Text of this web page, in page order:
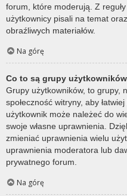
forum, które moderują. Z
użytkownicy pisali na temat
obraźliwych materiałów.
Na górę
Co to są grupy
Grupy użytkowników, to grupy,
społeczność witryny, aby
użytkownik może należeć do
swoje własne uprawnienia.
zmieniać uprawnienia wielu
uprawnienia moderatora lub
prywatnego forum.
Na górę